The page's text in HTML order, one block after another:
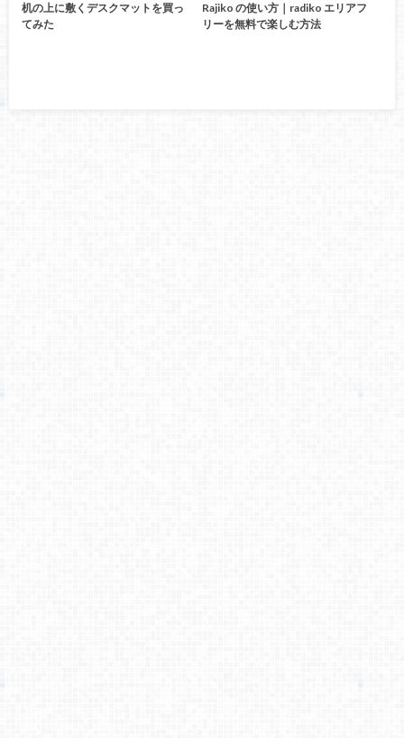
机の上に敷くデスクマットを買っ
てみた
Rajiko の使い方｜radiko エリアフ
リーを無料で楽しむ方法